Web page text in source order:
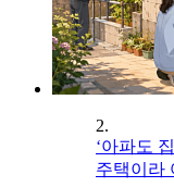
2.
‘아파도
주택이라